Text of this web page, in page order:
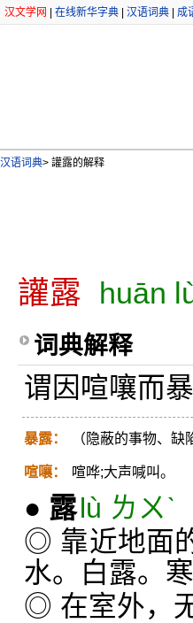
汉文学网 在线新华字典 汉语词典 成
汉语词典> 讙露的解释
讙露 huān
词典解释
谓因喧嚷而暴
暴露： （隐蔽的事物、
喧嚷： 喧哗;大声喊叫。
● 露lù ㄌㄨˋ
◎ 靠近地面
水。白露。
◎ 在室外，